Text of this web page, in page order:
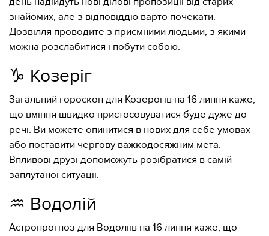
знайомих, але з відповіддю варто почекати.
Дозвілля проводите з приємними людьми, з якими
можна розслабитися і побути собою.
♑️ Козеріг
Загальний гороскоп для Козерогів на 16 липня каже,
що вміння швидко пристосовуватися буде дуже до
речі. Ви можете опинитися в нових для себе умовах
або поставити чергову важкодосяжним мета.
Впливові друзі допоможуть розібратися в самій
заплутаної ситуації.
♒️ Водолій
Астропрогноз для Водоліїв на 16 липня каже, що